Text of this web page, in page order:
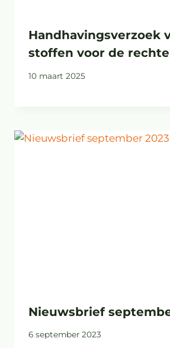
Handhavingsverzoek
stoffen voor de
10 maart 2025
Nieuwsbrief
6 september 2023